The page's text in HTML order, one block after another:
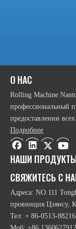
Автоматическая
Автоматическая 2-
Автоматический
О НАС
Rolling Machine
профессиональный
предоставлении
Подробнее
НАШИ
СВЯЖИТЕСЬ С
Адреса: NO.111
провинция Цзянсу,
Тел: + 86-0513-